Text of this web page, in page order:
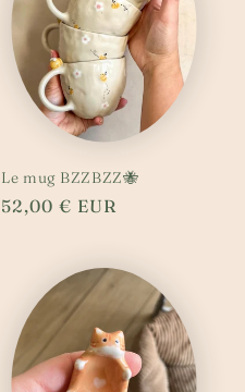
Le mug BZZBZZ🐝
Prix
52,00 € EUR